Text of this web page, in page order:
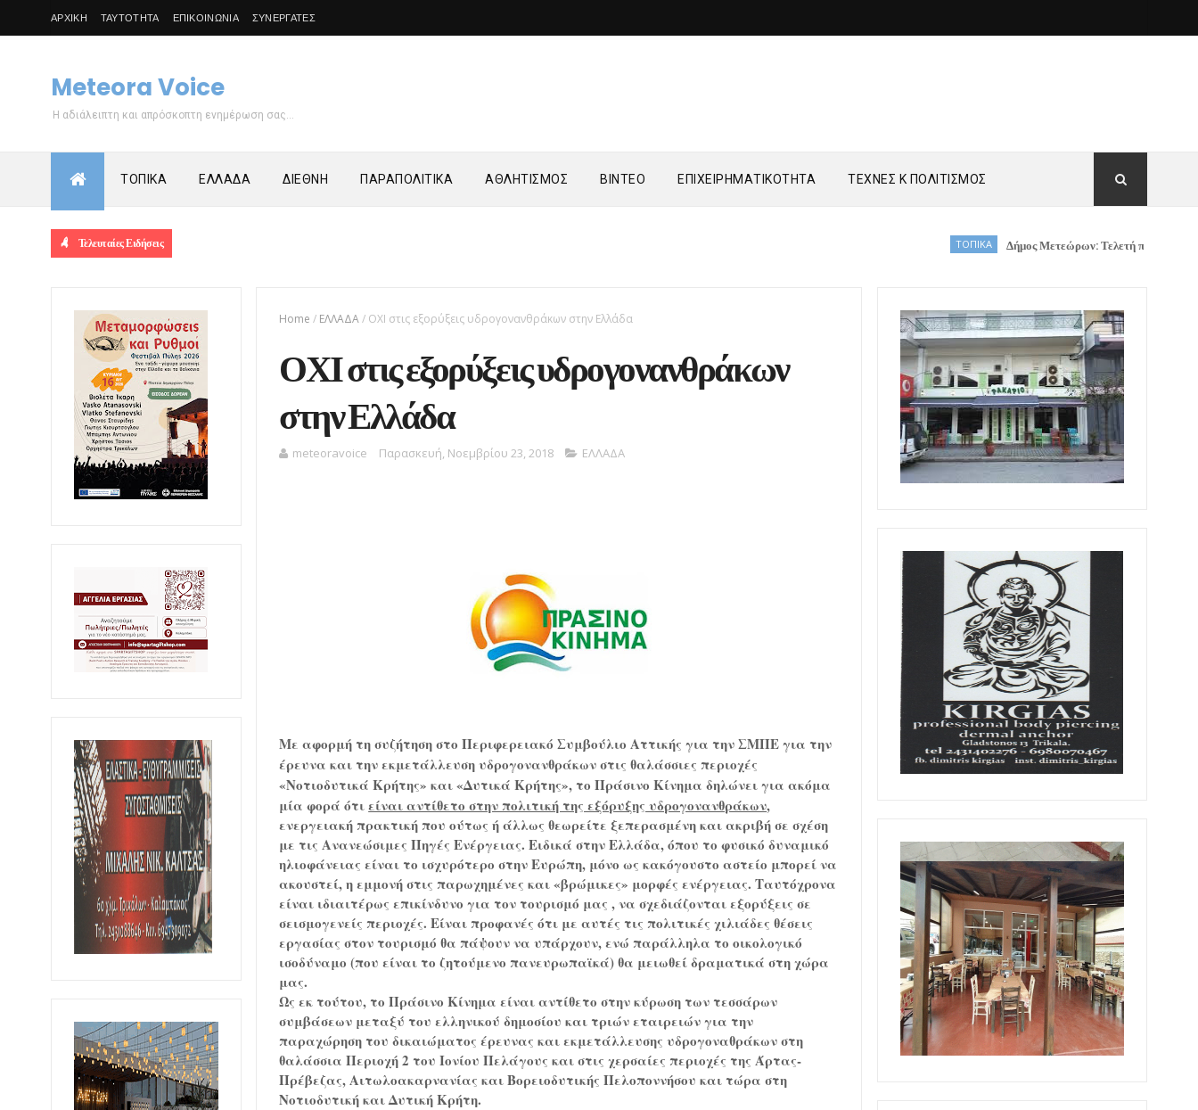
ΑΡΧΙΚΗ ΤΑΥΤΟΤΗΤΑ ΕΠΙΚΟΙΝΩΝΙΑ ΣΥΝΕΡΓΑΤΕΣ
Meteora Voice
Η αδιάλειπτη και απρόσκοπτη ενημέρωση σας...
ΤΟΠΙΚΑ ΕΛΛΑΔΑ ΔΙΕΘΝΗ ΠΑΡΑΠΟΛΙΤΙΚΑ ΑΘΛΗΤΙΣΜΟΣ ΒΙΝΤΕΟ ΕΠΙΧΕΙΡΗΜΑΤΙΚΟΤΗΤΑ ΤΕΧΝΕΣ Κ ΠΟΛΙΤΙΣΜΟΣ
Τελευταίες Ειδήσεις Δήμος Μετεώρων: Τελετή παραλαβής νέων
Home / ΕΛΛΑΔΑ/ ΟΧΙ στις εξορύξεις υδρογονανθράκων στην Ελλάδα
ΟΧΙ στις εξορύξεις υδρογονανθράκων
στην Ελλάδα
meteoravoice Παρασκευή, Νοεμβρίου 23, 2018 ΕΛΛΑΔΑ
Με αφορμή τη συζήτηση στο Περιφερειακό Συμβούλιο Αττικής για την ΣΜΠΕ για την
έρευνα και την εκμετάλλευση υδρογονανθράκων στις θαλάσσιες περιοχές
«Νοτιοδυτικά Κρήτης» και «Δυτικά Κρήτης», το Πράσινο Κίνημα δηλώνει για ακόμα
μία φορά ότιείναι αντίθετο στην πολιτική της εξόρυξης υδρογονανθράκων,
ενεργειακή πρακτική που ούτως ή άλλως θεωρείτε ξεπερασμένη και ακριβή σε σχέση
με τις Ανανεώσιμες Πηγές Ενέργειας. Ειδικά στην Ελλάδα, όπου το φυσικό δυναμικό
ηλιοφάνειας είναι το ισχυρότερο στην Ευρώπη, μόνο ως κακόγουστο αστείο μπορεί να
ακουστεί, η εμμονή στις παρωχημένες και «βρώμικες» μορφές ενέργειας. Ταυτόχρονα
είναι ιδιαιτέρως επικίνδυνο για τον τουρισμό μας , να σχεδιάζονται εξορύξεις σε
σεισμογενείς περιοχές. Είναι προφανές ότι με αυτές τις πολιτικές χιλιάδες θέσεις
εργασίας στον τουρισμό θα πάψουν να υπάρχουν, ενώ παράλληλα το οικολογικό
ισοδύναμο (που είναι το ζητούμενο πανευρωπαϊκά) θα μειωθεί δραματικά στη χώρα
μας.
Ως εκ τούτου, το Πράσινο Κίνημα είναι αντίθετο στην κύρωση των τεσσάρων
συμβάσεων μεταξύ του ελληνικού δημοσίου και τριών εταιρειών για την
παραχώρηση του δικαιώματος έρευνας και εκμετάλλευσης υδρογοναθράκων στη
θαλάσσια Περιοχή 2 του Ιονίου Πελάγους και στις χερσαίες περιοχές της Άρτας-
Πρέβεζας, Αιτωλοακαρνανίας και Βορειοδυτικής Πελοποννήσου και τώρα στη
Νοτιοδυτική και Δυτική Κρήτη.